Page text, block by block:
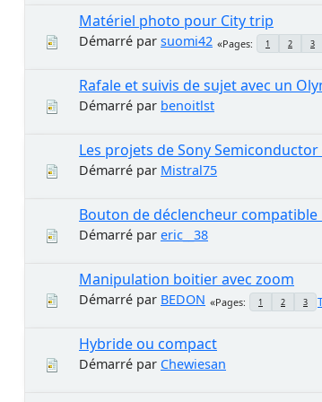
Matériel photo pour City trip
Démarré par suomi42 Pages 1 2 3
Rafale et suivis de sujet avec un
Démarré par benoitlst
Les projets de Sony
Démarré par Mistral75
Bouton de déclencheur compatible
Démarré par eric__38
Manipulation boitier avec zoom
Démarré par BEDON Pages 1 2 3
Hybride ou compact
Démarré par Chewiesan